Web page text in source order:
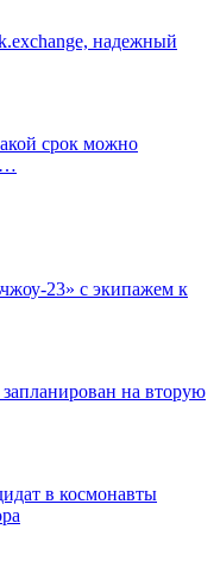
надежный
срок можно
23» с экипажем к
на вторую
в космонавты